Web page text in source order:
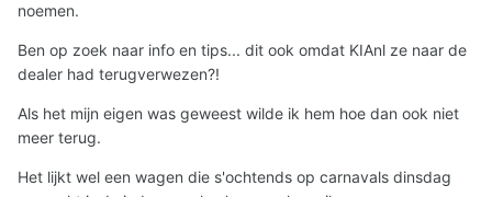
noemen.
Ben op zoek naar info en tips... dit ook omdat KIAnl ze naar de
dealer had terugverwezen?!
Als het mijn eigen was geweest wilde ik hem hoe dan ook niet
meer terug.
Het lijkt wel een wagen die s'ochtends op carnavals dinsdag